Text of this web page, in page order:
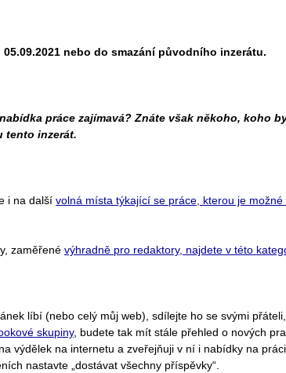
nebo do smazání původního inzerátu.
práce zajímavá? Znáte však někoho, koho
tento inzerát.
i na další volná místa týkající se práce, kterou je možné
zaměřené výhradně pro redaktory, najdete v této
líbí (nebo celý můj web), sdílejte ho se svými
skupiny, budete tak mít stále přehled o nových
výdělek na internetu a zveřejňuji v ní i nabídky na
nastavte „dostávat všechny příspěvky“.